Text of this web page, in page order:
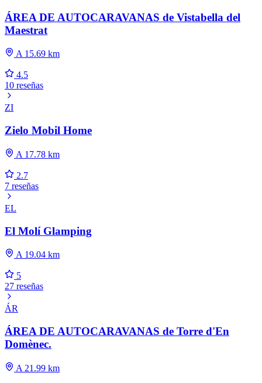
ÁREA DE AUTOCARAVANAS de Vistabella del
Maestrat
A 15.69 km
4.5
10 reseñas
ZI
Zielo Mobil Home
A 17.78 km
2.7
7 reseñas
EL
El Molí Glamping
A 19.04 km
5
27 reseñas
ÁR
ÁREA DE AUTOCARAVANAS de Torre d'En
Domènec.
A 21.99 km